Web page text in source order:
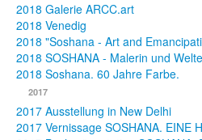
2018 Galerie ARCC.art
2018 Venedig
2018 "Soshana - Art and
2018 SOSHANA - Malerin und
2018 Soshana. 60 Jahre Farbe.
2017
2017 Ausstellung in New Delhi
2017 Vernissage SOSHANA. EINE